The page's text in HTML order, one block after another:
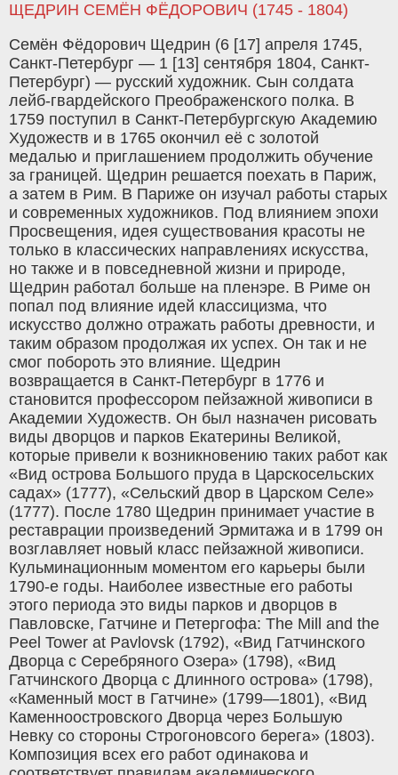
ЩЕДРИН СЕМЁН ФЁДОРОВИЧ (1745 - 1804)
Семён Фёдорович Щедрин (6 [17] апреля 1745,
Санкт-Петербург — 1 [13] сентября 1804, Санкт-
Петербург) — русский художник. Сын солдата
лейб-гвардейского Преображенского полка. В
1759 поступил в Санкт-Петербургскую Академию
Художеств и в 1765 окончил её с золотой
медалью и приглашением продолжить обучение
за границей. Щедрин решается поехать в Париж,
а затем в Рим. В Париже он изучал работы старых
и современных художников. Под влиянием эпохи
Просвещения, идея существования красоты не
только в классических направлениях искусства,
но также и в повседневной жизни и природе,
Щедрин работал больше на пленэре. В Риме он
попал под влияние идей классицизма, что
искусство должно отражать работы древности, и
таким образом продолжая их успех. Он так и не
смог побороть это влияние. Щедрин
возвращается в Санкт-Петербург в 1776 и
становится профессором пейзажной живописи в
Академии Художеств. Он был назначен рисовать
виды дворцов и парков Екатерины Великой,
которые привели к возникновению таких работ как
«Вид острова Большого пруда в Царскосельских
садах» (1777), «Сельский двор в Царском Селе»
(1777). После 1780 Щедрин принимает участие в
реставрации произведений Эрмитажа и в 1799 он
возглавляет новый класс пейзажной живописи.
Кульминационным моментом его карьеры были
1790-е годы. Наиболее известные его работы
этого периода это виды парков и дворцов в
Павловске, Гатчине и Петергофа: The Mill and the
Peel Tower at Pavlovsk (1792), «Вид Гатчинского
Дворца с Серебряного Озера» (1798), «Вид
Гатчинского Дворца с Длинного острова» (1798),
«Каменный мост в Гатчине» (1799—1801), «Вид
Каменноостровского Дворца через Большую
Невку со стороны Строгоновсого берега» (1803).
Композиция всех его работ одинакова и